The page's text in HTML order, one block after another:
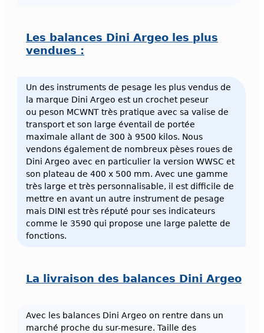
Les balances Dini Argeo les plus
vendues :
Un des instruments de pesage les plus vendus de
la marque Dini Argeo est un crochet peseur
ou peson MCWNT très pratique avec sa valise de
transport et son large éventail de portée
maximale allant de 300 à 9500 kilos. Nous
vendons également de nombreux pèses roues de
Dini Argeo avec en particulier la version WWSC et
son plateau de 400 x 500 mm. Avec une gamme
très large et très personnalisable, il est difficile de
mettre en avant un autre instrument de pesage
mais DINI est très réputé pour ses indicateurs
comme le 3590 qui propose une large palette de
fonctions.
La livraison des balances Dini Argeo
Avec les balances Dini Argeo on rentre dans un
marché proche du sur-mesure. Taille des